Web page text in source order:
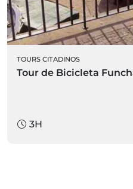
TOURS CITADINOS
Tour de Bicicleta
3H